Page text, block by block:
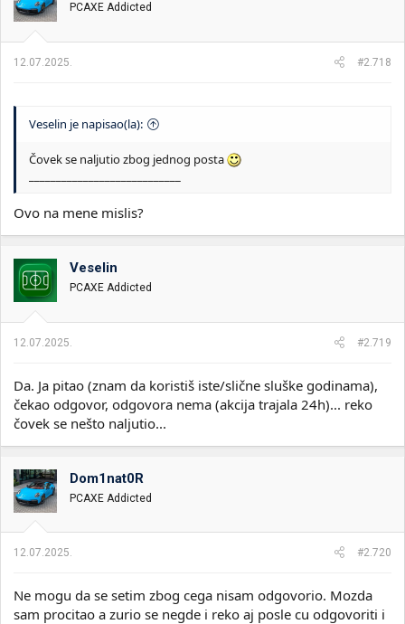
PCAXE Addicted
12.07.2025. #2.718
Veselin je napisao(la):
Čovek se naljutio zbog jednog posta
Ovo na mene mislis?
Veselin
PCAXE Addicted
12.07.2025. #2.719
Da. Ja pitao (znam da koristiš iste/slične sluške godinama),
čekao odgovor, odgovora nema (akcija trajala 24h)... reko
čovek se nešto naljutio...
Dom1nat0R
PCAXE Addicted
12.07.2025. #2.720
Ne mogu da se setim zbog cega nisam odgovorio. Mozda
sam procitao a zurio se negde i reko aj posle cu odgovoriti i